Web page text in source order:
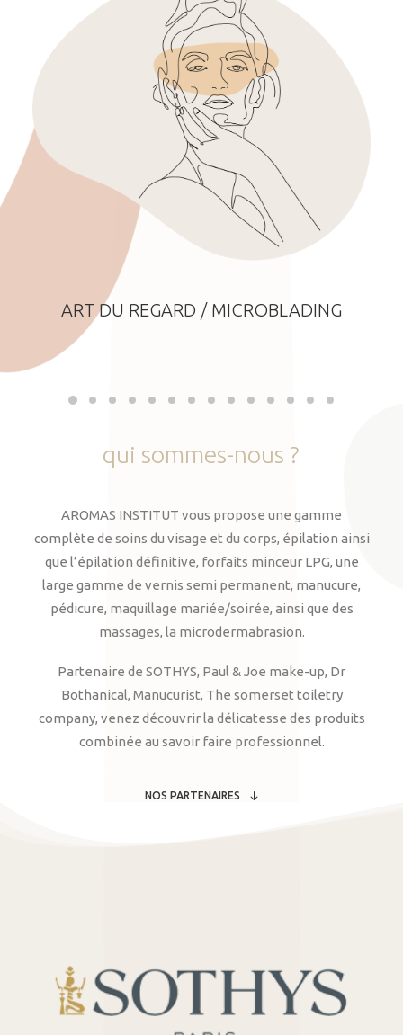
ART DU REGARD / MICROBLADING
qui sommes-nous ?
AROMAS INSTITUT vous propose une gamme
complète de soins du visage et du corps, épilation ainsi
que l’épilation définitive, forfaits minceur LPG, une
large gamme de vernis semi permanent, manucure,
pédicure, maquillage mariée/soirée, ainsi que des
massages, la microdermabrasion.
Partenaire de SOTHYS, Paul & Joe make-up, Dr
Bothanical, Manucurist, The somerset toiletry
company, venez découvrir la délicatesse des produits
combinée au savoir faire professionnel.
NOS PARTENAIRES